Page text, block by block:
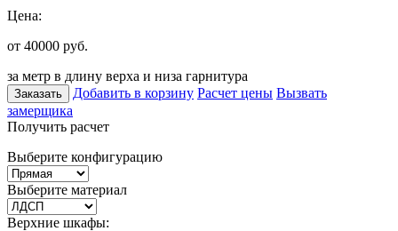
Цена:
от 40000 руб.
за метр в длину верха и низа гарнитура
Заказать Добавить в корзину Расчет цены Вызвать
замерщика
Получить расчет
Выберите конфигурацию
Выберите материал
Верхние шкафы: